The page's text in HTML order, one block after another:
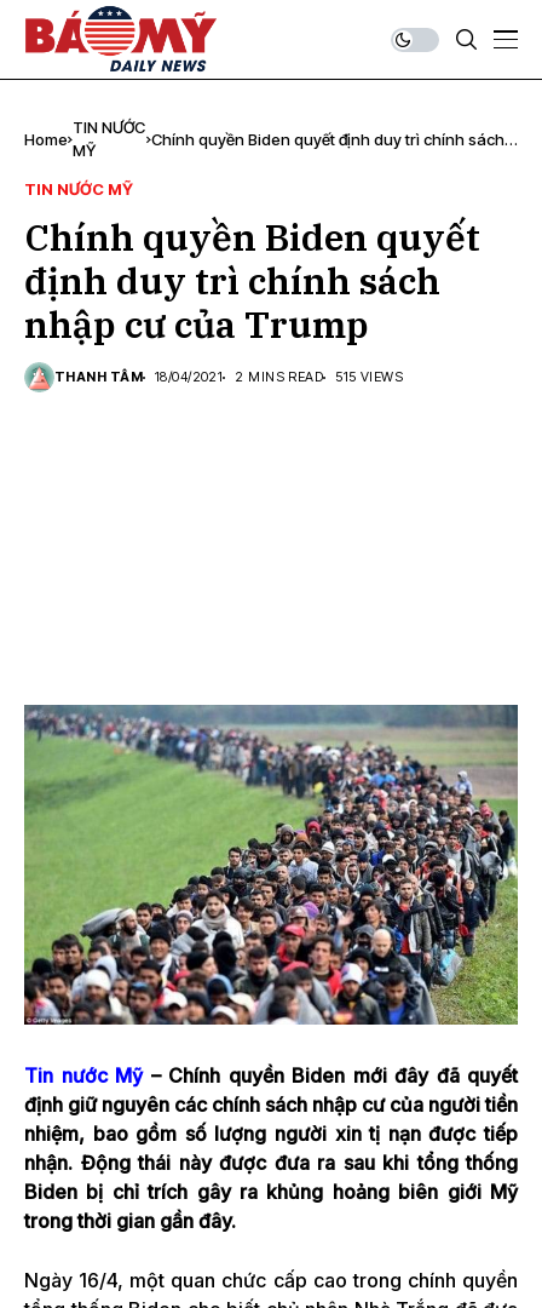
Home
TIN NƯỚC
MỸ
Chính quyền Biden quyết định duy trì chính sách
TIN NƯỚC MỸ
Chính quyền Biden quyết
định duy trì chính sách
nhập cư của Trump
THANH TÂM 18/04/2021 2 MINS READ 515 VIEWS
Tin nước Mỹ– Chính quyền Biden mới đây đã quyết
định giữ nguyên các chính sách nhập cư của người tiền
nhiệm, bao gồm số lượng người xin tị nạn được tiếp
nhận. Động thái này được đưa ra sau khi tổng thống
Biden bị chỉ trích gây ra khủng hoảng biên giới Mỹ
trong thời gian gần đây.
Ngày 16/4, một quan chức cấp cao trong chính quyền